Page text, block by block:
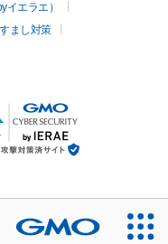
エラエ）
まし対策